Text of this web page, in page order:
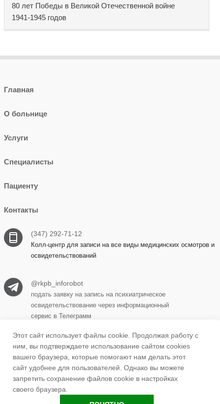
80 лет Победы в Великой Отечественной войне
1941-1945 годов
Главная
О больнице
Услуги
Специалисты
Пациенту
Контакты
(347) 292-71-12
Колл-центр для записи на все виды медицинских осмотров и
освидетельствований
@rkpb_inforobot
подать заявку на запись на психиатрическое
освидетельствование через информационный
сервис в Телеграмм
450069, г. Уфа, ул. Прудная, д. 15 корпус 1
ufa.rkpb1@doctorrb.ru
Этот сайт использует файлы cookie. Продолжая работу с
ним, вы подтверждаете использование сайтом cookies
вашего браузера, которые помогают нам делать этот
сайт удобнее для пользователей. Однако вы можете
запретить сохранение файлов cookie в настройках
своего браузера.